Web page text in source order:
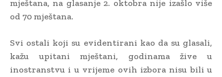
mještana, na glasanje 2. oktobra nije izašlo više
od 70 mještana.
Svi ostali koji su evidentirani kao da su glasali,
kažu upitani mještani, godinama žive u
inostranstvu i u vrijeme ovih izbora nisu bili u